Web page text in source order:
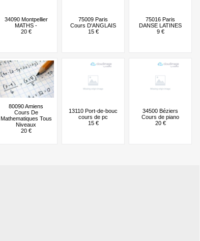
34090 Montpellier
MATHS -
20 €
75009 Paris
Cours D'ANGLAIS
15 €
75016 Paris
DANSE LATINES
9 €
80090 Amiens
Cours De
Mathematiques Tous
Niveaux
20 €
13110 Port-de-bouc
cours de pc
15 €
34500 Béziers
Cours de piano
20 €